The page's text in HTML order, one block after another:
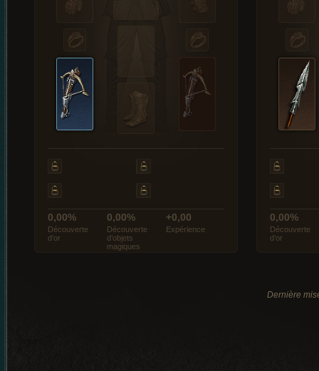
0,00%
Découverte
d’or
0,00%
Découverte
d’objets
magiques
+0,00
Expérience
0,00%
Découverte
d’or
Dernière